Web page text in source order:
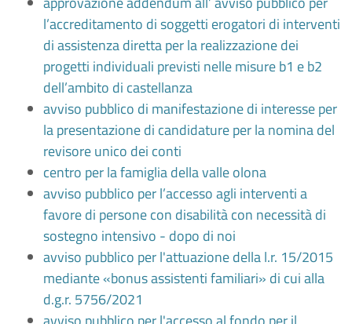
l’accreditamento di soggetti erogatori di interventi
di assistenza diretta per la realizzazione dei
progetti individuali previsti nelle misure b1 e b2
dell’ambito di castellanza
avviso pubblico di manifestazione di interesse per
la presentazione di candidature per la nomina del
revisore unico dei conti
centro per la famiglia della valle olona
avviso pubblico per l’accesso agli interventi a
favore di persone con disabilità con necessità di
sostegno intensivo - dopo di noi
avviso pubblico per l'attuazione della l.r. 15/2015
mediante «bonus assistenti familiari» di cui alla
d.g.r. 5756/2021